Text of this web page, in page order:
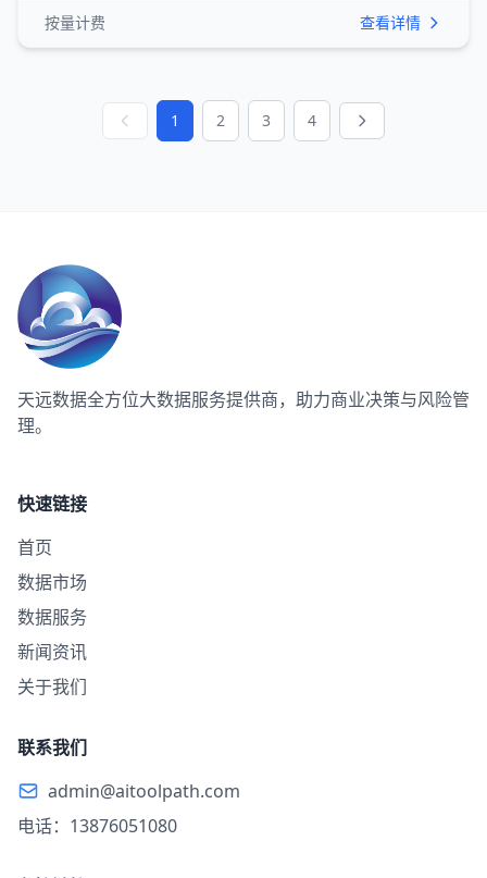
按量计费 查看详情
1 2 3 4
天远数据全方位大数据服务提供商，助力商业决策与风险管
理。
快速链接
首页
数据市场
数据服务
新闻资讯
关于我们
联系我们
admin@aitoolpath.com
电话：13876051080